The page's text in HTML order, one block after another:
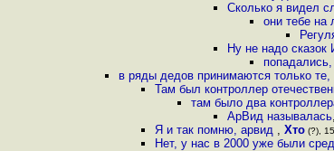
Сколько я видел
они тебе на
Ну не надо
в ряды дедов принимаются только
Там был контроллер
там было два
АрВид называлась,
Я и так помню, арвид , Хто (?),
Нет, у нас в 2000 уже были